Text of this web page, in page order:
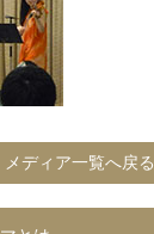
メディア一覧へ戻る